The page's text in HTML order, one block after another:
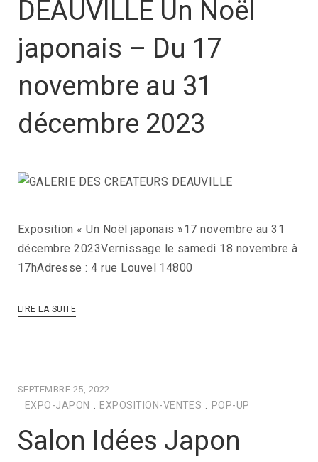
DEAUVILLE Un Noël
japonais – Du 17
novembre au 31
décembre 2023
Exposition « Un Noël japonais »17 novembre au 31
décembre 2023Vernissage le samedi 18 novembre à
17hAdresse : 4 rue Louvel 14800
LIRE LA SUITE
SEPTEMBRE 25, 2022
EXPO-JAPON . EXPOSITION-VENTES . POP-UP
Salon Idées Japon